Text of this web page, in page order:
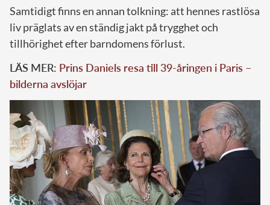
Samtidigt finns en annan tolkning: att hennes rastlösa
liv präglats av en ständig jakt på trygghet och
tillhörighet efter barndomens förlust.
LÄS MER: Prins Daniels resa till 39-åringen i Paris –
bilderna avslöjar